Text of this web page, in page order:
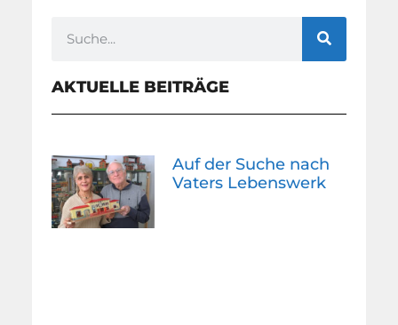
AKTUELLE BEITRÄGE
Auf der Suche nach
Vaters Lebenswerk